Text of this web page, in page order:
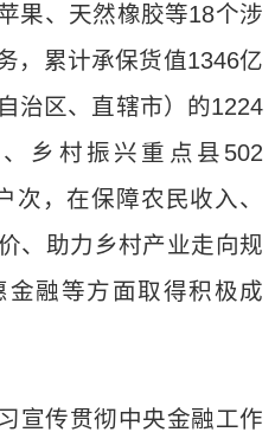
果、天然橡胶等18个涉
，累计承保货值1346亿
治区、直辖市）的1224
乡村振兴重点县502
次，在保障农民收入、
、助力乡村产业走向规
融等方面取得积极成
宣传贯彻中央金融工作